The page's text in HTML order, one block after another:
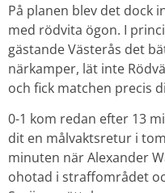
På planen blev det dock
med rödvita ögon. I
gästande Västerås det
närkamper, lät inte
och fick matchen precis
0-1 kom redan efter 13
dit en målvaktsretur i
minuten när Alexander
ohotad i straffområdet